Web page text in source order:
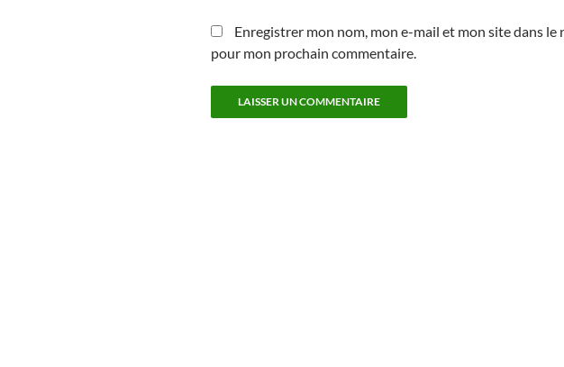
Enregistrer mon nom, mon e-mail et mon site dans le
pour mon prochain commentaire.